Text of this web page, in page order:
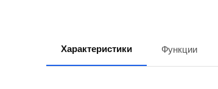
Характеристики Функции